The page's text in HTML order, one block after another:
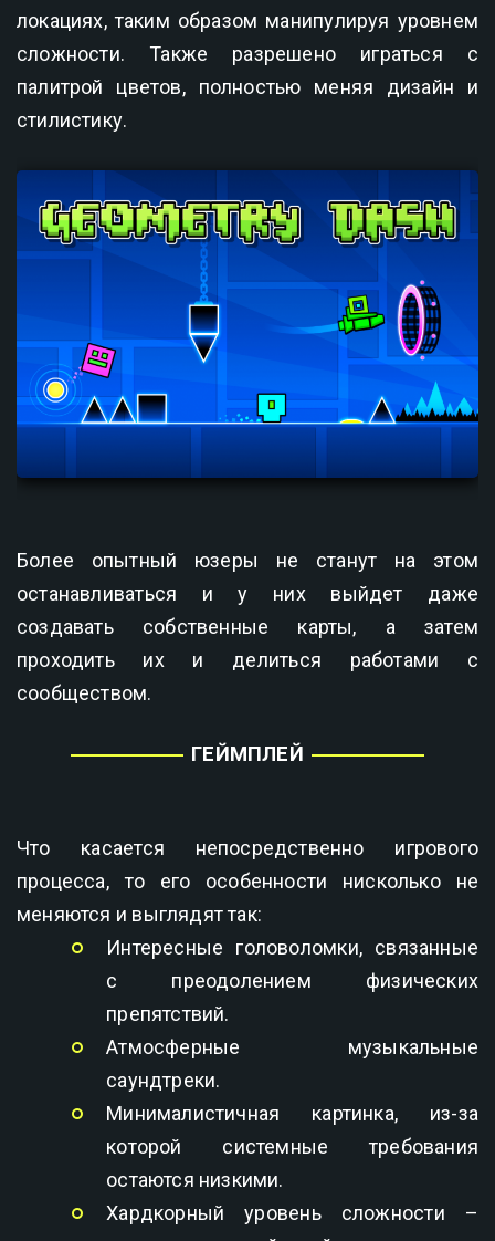
локациях, таким образом манипулируя уровнем
сложности. Также разрешено играться с
палитрой цветов, полностью меняя дизайн и
стилистику.
Более опытный юзеры не станут на этом
останавливаться и у них выйдет даже
создавать собственные карты, а затем
проходить их и делиться работами с
сообществом.
ГЕЙМПЛЕЙ
Что касается непосредственно игрового
процесса, то его особенности нисколько не
меняются и выглядят так:
Интересные головоломки, связанные
с преодолением физических
препятствий.
Атмосферные музыкальные
саундтреки.
Минималистичная картинка, из-за
которой системные требования
остаются низкими.
Хардкорный уровень сложности –